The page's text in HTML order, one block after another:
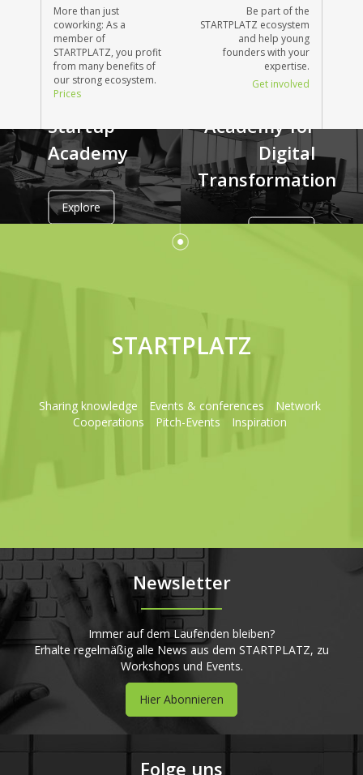
More than just
coworking: As a
member of
STARTPLATZ, you profit
from many benefits of
our strong ecosystem.
Prices
Be part of the
STARTPLATZ ecosystem
and help young
founders with your
expertise.
Get involved
Step 2: Know How
Startup
Academy
Explore
Academy for
Digital
Transformation
STARTPLATZ
Sharing knowledge Events & conferences
Network
Cooperations
Pitch-Events Inspiration
Newsletter
Immer auf dem Laufenden bleiben?
Erhalte regelmäßig alle News aus dem STARTPLATZ, zu
Workshops und Events.
Hier Abonnieren
Folge uns